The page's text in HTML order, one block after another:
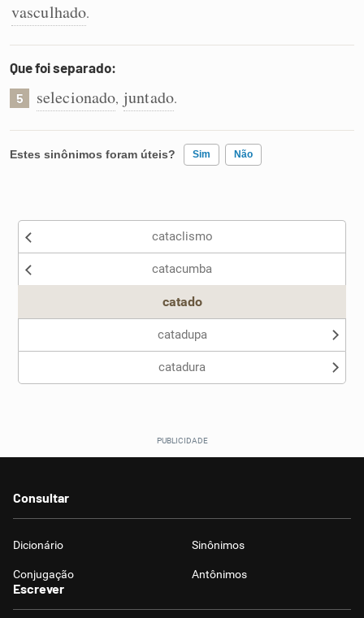
vasculhado.
Que foi separado:
5 selecionado, juntado.
Estes sinônimos foram úteis? Sim Não
Nenhum dos sinônimos apresentados me ajudou
cataclismo
catacumba
catado
catadupa
catadura
Consultar
Dicionário Sinônimos
Conjugação Antônimos
Escrever